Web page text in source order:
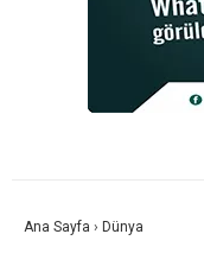
Ana Sayfa › Dünya